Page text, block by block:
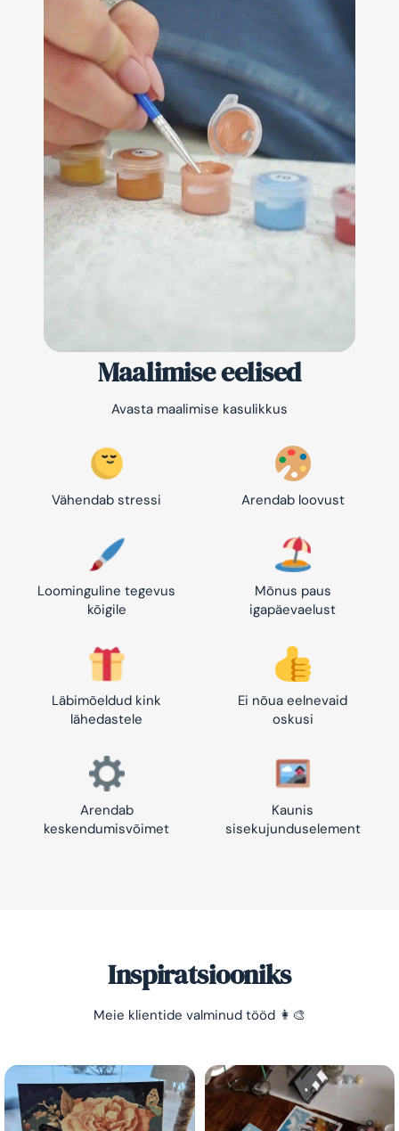
Maalimise eelised
Avasta maalimise kasulikkus
Vähendab stressi Arendab loovust
Loominguline tegevus
kõigile
Mõnus paus
igapäevaelust
Läbimõeldud kink
lähedastele
Ei nõua eelnevaid
oskusi
Arendab
keskendumisvõimet
Kaunis
sisekujunduselement
Inspiratsiooniks
Meie klientide valminud tööd 👩‍🎨
Säästa -10%!